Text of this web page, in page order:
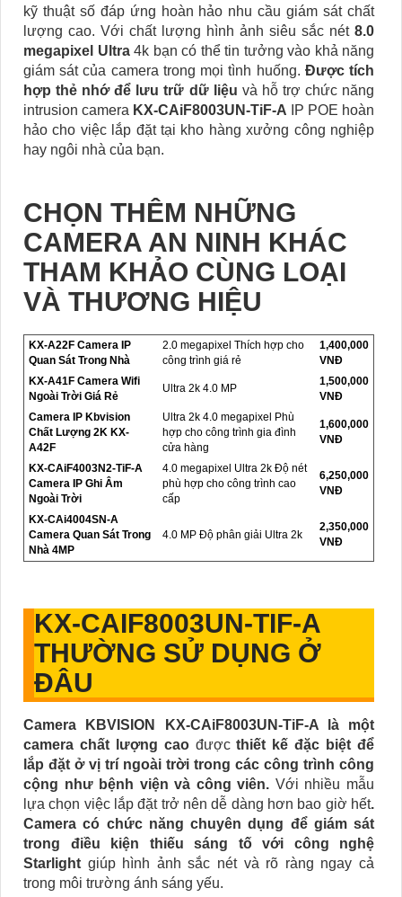
kỹ thuật số đáp ứng hoàn hảo nhu cầu giám sát chất
lượng cao. Với chất lượng hình ảnh siêu sắc nét 8.0
megapixel Ultra4k bạn có thể tin tưởng vào khả năng
giám sát của camera trong mọi tình huống. Được tích
hợp thẻ nhớ để lưu trữ dữ liệu và hỗ trợ chức năng
intrusion camera KX-CAiF8003UN-TiF-A
IP POE hoàn
hảo cho việc lắp đặt tại kho hàng xưởng công nghiệp
hay ngôi nhà của bạn.
CHỌN THÊM NHỮNG
CAMERA AN NINH KHÁC
THAM KHẢO CÙNG LOẠI
VÀ THƯƠNG HIỆU
KX-A22F Camera IP
Quan Sát Trong Nhà
2.0 megapixel Thích hợp cho
công trình giá rẻ
1,400,000
VNĐ
KX-A41F Camera Wifi
Ngoài Trời Giá Rẻ
Ultra 2k 4.0 MP
1,500,000
VNĐ
Camera IP Kbvision
Chất Lượng 2K KX-
A42F
Ultra 2k 4.0 megapixel Phù
hợp cho công trình gia đình
cửa hàng
1,600,000
VNĐ
KX-CAiF4003N2-TiF-A
Camera IP Ghi Âm
Ngoài Trời
4.0 megapixel Ultra 2k Độ nét
phù hợp cho công trình cao
cấp
6,250,000
VNĐ
KX-CAi4004SN-A
Camera Quan Sát Trong
Nhà 4MP
4.0 MP Độ phân giải Ultra 2k
2,350,000
VNĐ
KX-CAIF8003UN-TIF-A
THƯỜNG SỬ DỤNG Ở
ĐÂU
Camera KBVISION KX-CAiF8003UN-TiF-A là một
camera chất lượng caođượcthiết kế đặc biệt để
lắp đặt ở vị trí ngoài trời trong các công trình công
cộng như bệnh viện và công viên. Với nhiều mẫu
lựa chọn việc lắp đặt trở nên dễ dàng hơn bao giờ hết.
Camera có chức năng chuyên dụng để giám sát
trong điều kiện thiếu sáng tố với công nghệ
Starlight giúp hình ảnh sắc nét và rõ ràng ngay cả
trong môi trường ánh sáng yếu.